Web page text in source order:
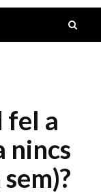
fel a
nincs